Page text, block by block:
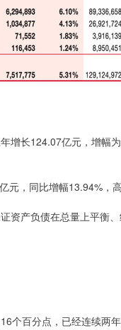
长124.07亿元，增幅
，同比增幅13.94%，高
产负债在总量上平衡
百分点，已经连续两年